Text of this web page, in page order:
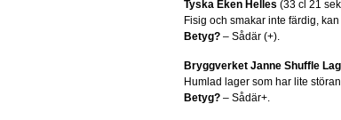
Tyska Eken Helles (33 cl 21
Fisig och smakar inte färdig,
Betyg? – Sådär (+).
Bryggverket Janne Shuffle
Humlad lager som har lite
Betyg? – Sådär+.